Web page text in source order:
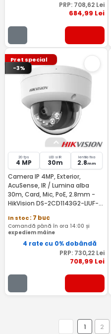
PRP: 708,62Lei
684,99 Lei
Pret special
-3%
20 fps
4 MP
LED si IR
30m
lentila fixa
2.8mm
Camera IP 4MP, Exterior,
AcuSense, IR / Lumina alba
30m, Card, Mic, PoE, 2.8mm -
HikVision DS-2CD1143G2-LIUF-
In stoc: 7 buc
Comandă până în ora 14:00 și
expediem mâine
4 rate cu 0% dobândă
PRP: 730,22Lei
708,99 Lei
1 2